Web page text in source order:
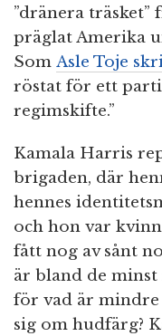
”dränera
präglat Amerika
Som Asle Toje
röstat för ett
regimskifte.”
Kamala Harris
brigaden, där
hennes
och hon var
fått nog av sånt
är bland de
för vad är
sig om hudfärg?